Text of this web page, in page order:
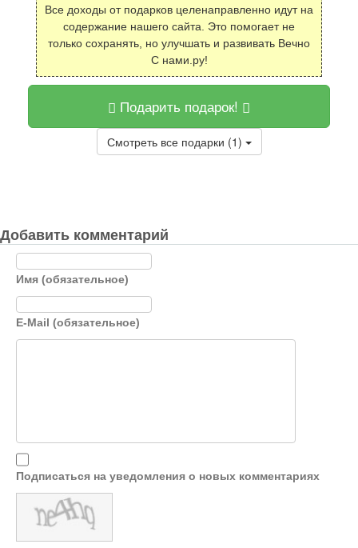
Все доходы от подарков целенаправленно идут на
содержание нашего сайта. Это помогает не
только сохранять, но улучшать и развивать Вечно
С нами.ру!
Подарить подарок!
Смотреть все подарки (1)
Добавить комментарий
Имя (обязательное)
E-Mail (обязательное)
Подписаться на уведомления о новых комментариях